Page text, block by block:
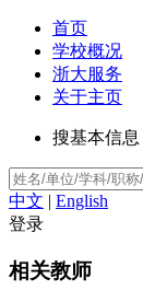
首页
学校概况
浙大服务
关于主页
搜基本信息
中文 | English
登录
相关教师